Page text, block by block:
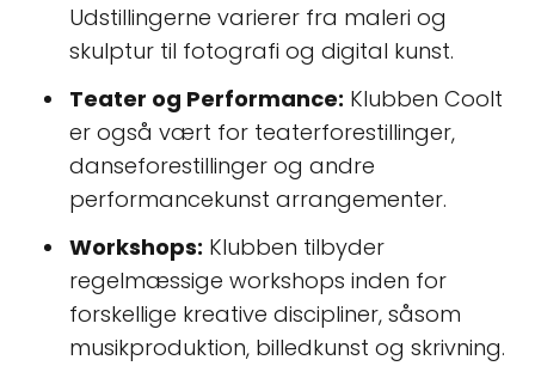
Udstillingerne varierer fra maleri og
skulptur til fotografi og digital kunst.
Teater og Performance: Klubben Coolt
er også vært for teaterforestillinger,
danseforestillinger og andre
performancekunst arrangementer.
Workshops: Klubben tilbyder
regelmæssige workshops inden for
forskellige kreative discipliner, såsom
musikproduktion, billedkunst og skrivning.